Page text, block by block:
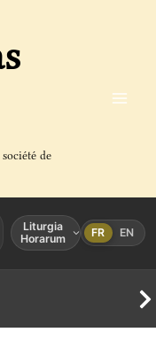
de
Liturgia
Horarum
FR EN